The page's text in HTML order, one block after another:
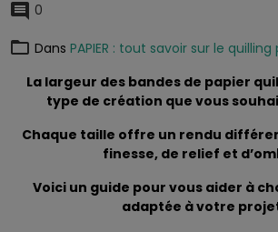
0
Dans PAPIER : tout savoir sur le
La largeur des bandes de papier
type de création que vous
Chaque taille offre un rendu
finesse, de relief et
Voici un guide pour vous aider à
adaptée à votre